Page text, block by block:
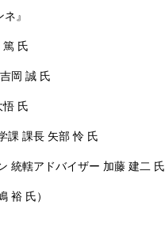
』
氏
岡 誠 氏
氏
課 課長 矢部 怜 氏
統轄アドバイザー 加藤 建二 氏
裕 氏）